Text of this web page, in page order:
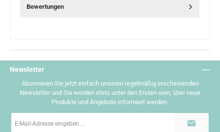
Bewertungen
Newsletter
Abonnieren Sie jetzt einfach unseren regelmäßig erscheinenden
Newsletter und Sie werden stets unter den Ersten sein, über neue
Produkte und Angebote informiert werden.
Mail-